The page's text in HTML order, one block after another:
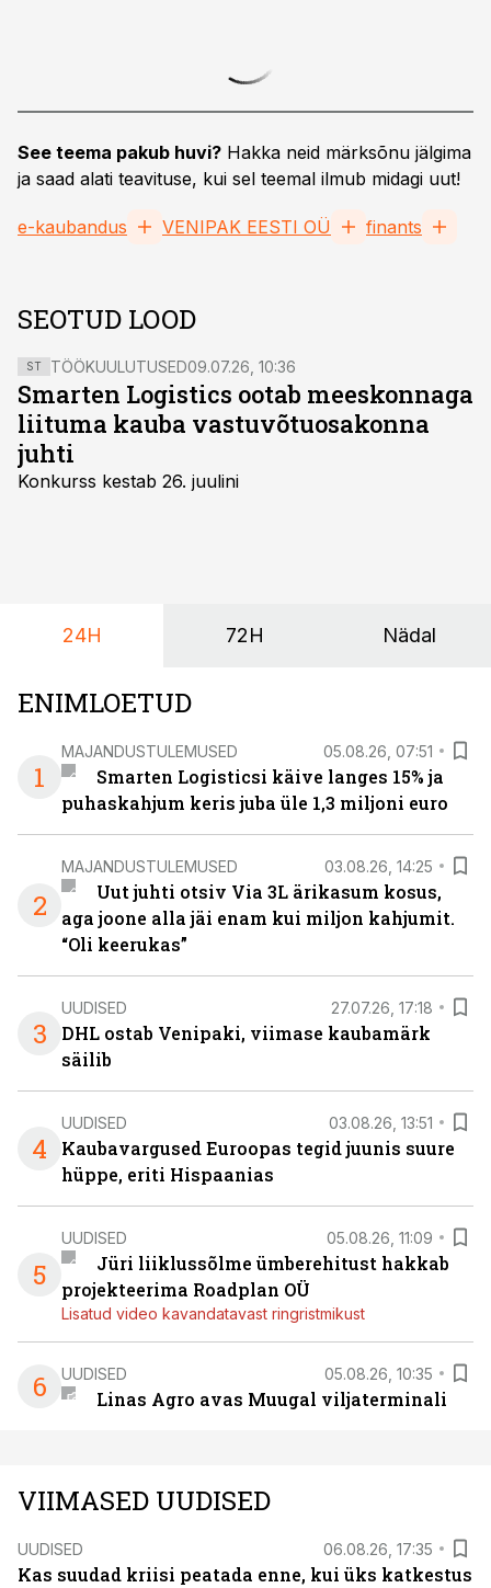
See teema pakub huvi? Hakka neid märksõnu jälgima
ja saad alati teavituse, kui sel teemal ilmub midagi uut!
e-kaubandus VENIPAK EESTI OÜ finants
SEOTUD LOOD
ST TÖÖKUULUTUSED09.07.26, 10:36
Smarten Logistics ootab meeskonnaga
liituma kauba vastuvõtuosakonna
juhti
Konkurss kestab 26. juulini
24H 72H Nädal
ENIMLOETUD
1
MAJANDUSTULEMUSED 05.08.26, 07:51
Smarten Logisticsi käive langes 15% ja
puhaskahjum keris juba üle 1,3 miljoni euro
2
MAJANDUSTULEMUSED 03.08.26, 14:25
Uut juhti otsiv Via 3L ärikasum kosus,
aga joone alla jäi enam kui miljon kahjumit.
“Oli keerukas”
3
UUDISED 27.07.26, 17:18
DHL ostab Venipaki, viimase kaubamärk
säilib
4
UUDISED 03.08.26, 13:51
Kaubavargused Euroopas tegid juunis suure
hüppe, eriti Hispaanias
5
UUDISED 05.08.26, 11:09
Jüri liiklussõlme ümberehitust hakkab
projekteerima Roadplan OÜ
Lisatud video kavandatavast ringristmikust
6 UUDISED 05.08.26, 10:35
Linas Agro avas Muugal viljaterminali
VIIMASED UUDISED
UUDISED 06.08.26, 17:35
Kas suudad kriisi peatada enne, kui üks katkestus